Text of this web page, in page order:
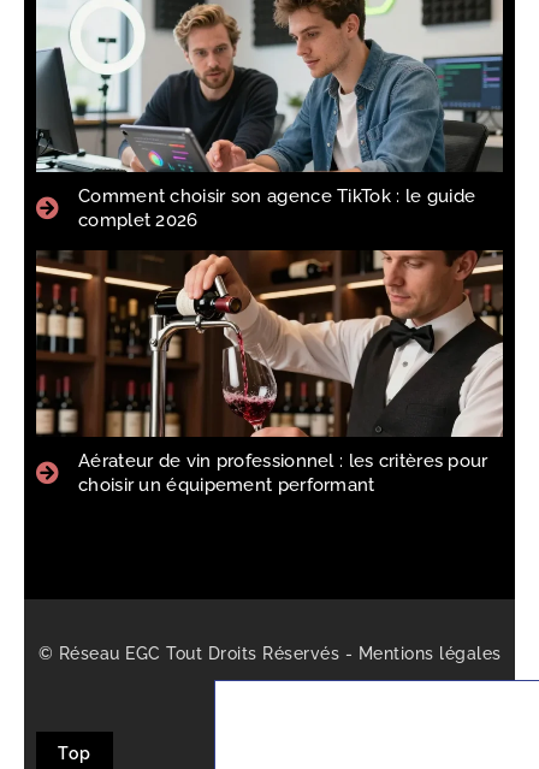
Comment choisir son agence TikTok : le guide
complet 2026
Aérateur de vin professionnel : les critères pour
choisir un équipement performant
© Réseau EGC Tout Droits Réservés - Mentions légales
Top